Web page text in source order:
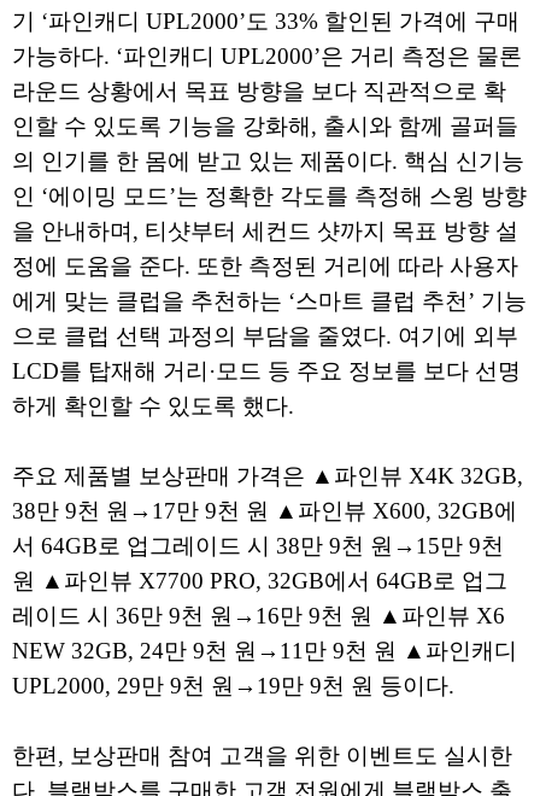
기 ‘파인캐디 UPL2000’도 33% 할인된 가격에 구매
가능하다. ‘파인캐디 UPL2000’은 거리 측정은 물론
라운드 상황에서 목표 방향을 보다 직관적으로 확
인할 수 있도록 기능을 강화해, 출시와 함께 골퍼들
의 인기를 한 몸에 받고 있는 제품이다. 핵심 신기능
인 ‘에이밍 모드’는 정확한 각도를 측정해 스윙 방향
을 안내하며, 티샷부터 세컨드 샷까지 목표 방향 설
정에 도움을 준다. 또한 측정된 거리에 따라 사용자
에게 맞는 클럽을 추천하는 ‘스마트 클럽 추천’ 기능
으로 클럽 선택 과정의 부담을 줄였다. 여기에 외부
LCD를 탑재해 거리·모드 등 주요 정보를 보다 선명
하게 확인할 수 있도록 했다.
주요 제품별 보상판매 가격은 ▲파인뷰 X4K 32GB,
38만 9천 원→17만 9천 원 ▲파인뷰 X600, 32GB에
서 64GB로 업그레이드 시 38만 9천 원→15만 9천
원 ▲파인뷰 X7700 PRO, 32GB에서 64GB로 업그
레이드 시 36만 9천 원→16만 9천 원 ▲파인뷰 X6
NEW 32GB, 24만 9천 원→11만 9천 원 ▲파인캐디
UPL2000, 29만 9천 원→19만 9천 원 등이다.
한편, 보상판매 참여 고객을 위한 이벤트도 실시한
다. 블랙박스를 구매한 고객 전원에게 블랙박스 출